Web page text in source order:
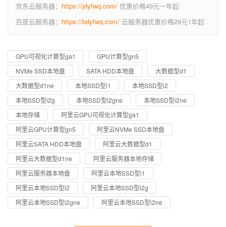
京东云服务器： https://jdyfwq.com/ 优惠价格49元一年起
百度云服务器： https://bdyfwq.com/ 云服务器优惠价格29元1年起
GPU可视化计算型ga1
GPU计算型gn5
NVMe SSD本地盘
SATA HDD本地盘
大数据型d1
大数据型d1ne
本地SSD型i1
本地SSD型i2
本地SSD型i2g
本地SSD型i2gne
本地SSD型i2ne
本地存储
阿里云GPU可视化计算型ga1
阿里云GPU计算型gn5
阿里云NVMe SSD本地盘
阿里云SATA HDD本地盘
阿里云大数据型d1
阿里云大数据型d1ne
阿里云服务器本地存储
阿里云服务器本地盘
阿里云本地SSD型i1
阿里云本地SSD型i2
阿里云本地SSD型i2g
阿里云本地SSD型i2gne
阿里云本地SSD型i2ne